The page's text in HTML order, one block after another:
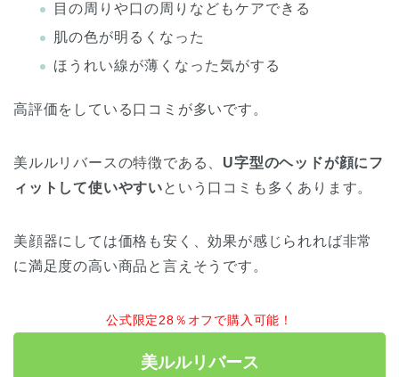
目の周りや口の周りなどもケアできる
肌の色が明るくなった
ほうれい線が薄くなった気がする
高評価をしている口コミが多いです。
美ルルリバースの特徴である、 U字型のヘッドが顔にフ
ィットして使いやすいという口コミも多くあります。
美顔器にしては価格も安く、効果が感じられれば非常
に満足度の高い商品と言えそうです。
公式限定28％オフで購入可能！
美ルルリバース